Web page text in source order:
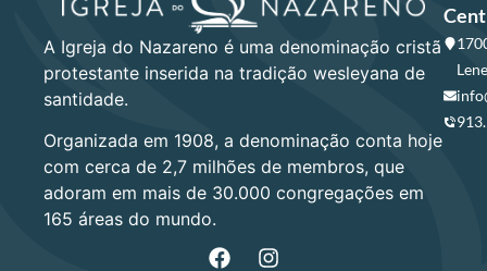
A Igreja do Nazareno é uma denominação cristã
protestante inserida na tradição wesleyana de
santidade.
Organizada em 1908, a denominação conta hoje
com cerca de 2,7 milhões de membros, que
adoram em mais de 30.000 congregações em
165 áreas do mundo.